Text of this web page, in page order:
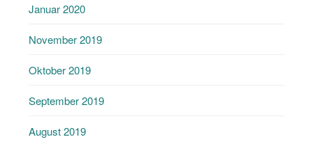
Januar 2020
November 2019
Oktober 2019
September 2019
August 2019